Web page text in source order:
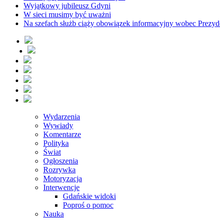
Wyjątkowy jubileusz Gdyni
W sieci musimy być uważni
Na szefach służb ciąży obowiązek informacyjny wobec
Wydarzenia
Wywiady
Komentarze
Polityka
Świat
Ogłoszenia
Rozrywka
Motoryzacja
Interwencje
Gdańskie widoki
Poproś o pomoc
Nauka